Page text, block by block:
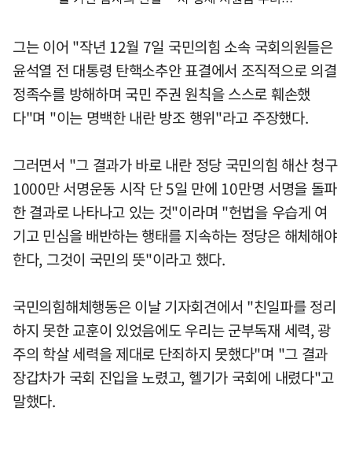
그는 이어 "작년 12월 7일 국민의힘 소속 국회의원들은
윤석열 전 대통령 탄핵소추안 표결에서 조직적으로 의결
정족수를 방해하며 국민 주권 원칙을 스스로 훼손했
다"며 "이는 명백한 내란 방조 행위"라고 주장했다.
그러면서 "그 결과가 바로 내란 정당 국민의힘 해산 청구
1000만 서명운동 시작 단 5일 만에 10만명 서명을 돌파
한 결과로 나타나고 있는 것"이라며 "헌법을 우습게 여
기고 민심을 배반하는 행태를 지속하는 정당은 해체해야
한다, 그것이 국민의 뜻"이라고 했다.
국민의힘해체행동은 이날 기자회견에서 "친일파를 정리
하지 못한 교훈이 있었음에도 우리는 군부독재 세력, 광
주의 학살 세력을 제대로 단죄하지 못했다"며 "그 결과
장갑차가 국회 진입을 노렸고, 헬기가 국회에 내렸다"고
말했다.